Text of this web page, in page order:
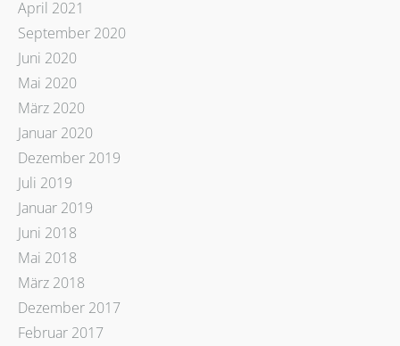
April 2021
September 2020
Juni 2020
Mai 2020
März 2020
Januar 2020
Dezember 2019
Juli 2019
Januar 2019
Juni 2018
Mai 2018
März 2018
Dezember 2017
Februar 2017